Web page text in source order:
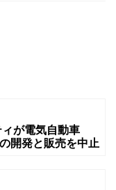
が電気自動車
開発と販売を中止